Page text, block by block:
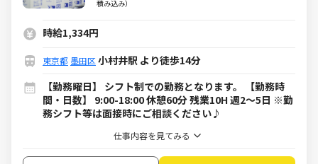
積み込み）
時給1,334円
東京都 墨田区 小村井駅 より徒歩14分
【勤務曜日】 シフト制での勤務となります。 【勤務時
間・日数】 9:00-18:00 休憩60分 残業10H 週2～5日 ※勤
務シフト等は面接時にご相談ください♪
仕事内容を見てみる